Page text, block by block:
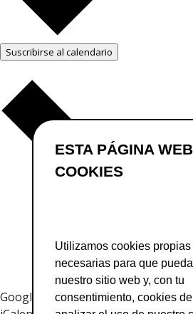
ESTA PÁGINA
COOKIES
Utilizamos cookies propias
necesarias para que
nuestro sitio web y, con tu
consentimiento, cookies
Suscribirse al calendario
Google Calendar